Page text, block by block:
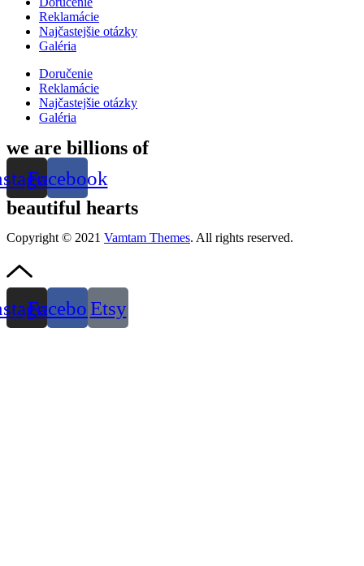
Reklamácie
Najčastejšie otázky
Galéria
Doručenie
Reklamácie
Najčastejšie otázky
Galéria
we are billions of
Facebook
beautiful hearts
Copyright © 2021 Vamtam Themes. All rights reserved.
FacebookEtsy